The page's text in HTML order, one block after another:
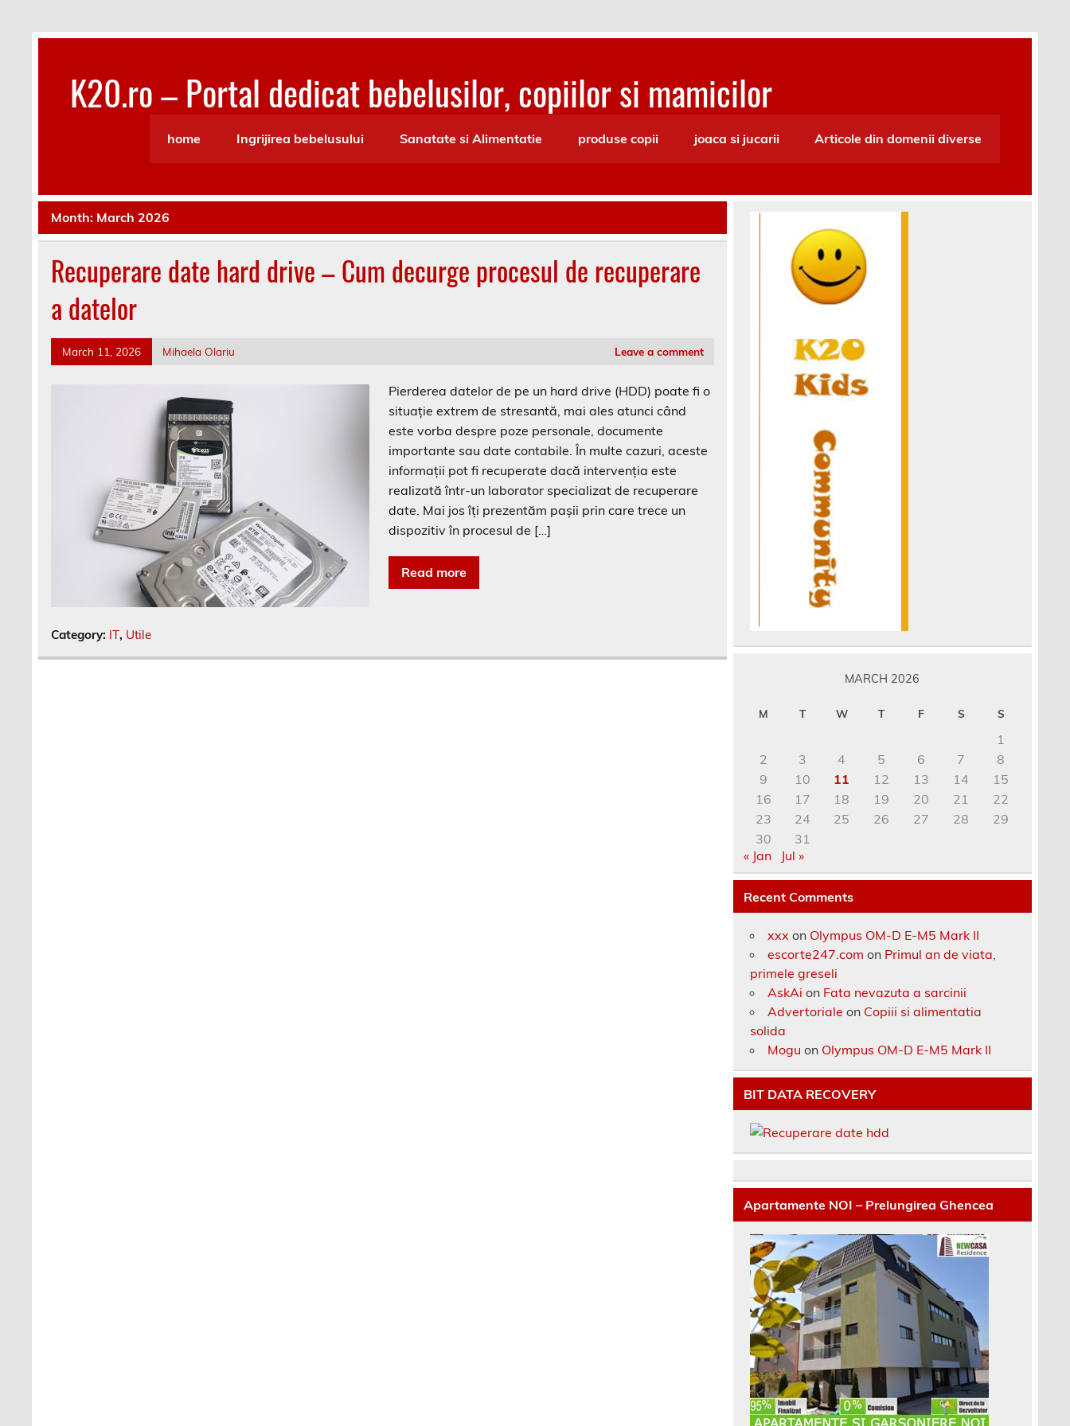
content
K20.ro – Portal dedicat bebelusilor, copiilor si mamicilor
home
Ingrijirea bebelusului Sanatate si Alimentatie produse copii joaca si jucarii Articole din domenii diverse
Month: March 2026
Recuperare date hard drive – Cum decurge procesul de recuperare
a datelor
March 11, 2026 Mihaela Olariu Leave a comment
Pierderea datelor de pe un hard drive (HDD) poate fi o
situație extrem de stresantă, mai ales atunci când
este vorba despre poze personale, documente
importante sau date contabile. În multe cazuri, aceste
informații pot fi recuperate dacă intervenția este
realizată într-un laborator specializat de recuperare
date. Mai jos îți prezentăm pașii prin care trece un
dispozitiv în procesul de […]
Read more
Category: IT, Utile
MARCH 2026
M T W T F S S
1
2
3 4 5 6 7
8
9
10 11 12 13 14
15
16
17 18 19 20 21
22
23
24 25 26 27 28
29
30
31
« Jan
Jul »
Recent Comments
xxx on Olympus OM-D E-M5 Mark II
escorte247.com on Primul an de viata,
primele greseli
AskAi on Fata nevazuta a sarcinii
Advertoriale on Copiii si alimentatia
solida
Mogu on Olympus OM-D E-M5 Mark II
BIT DATA RECOVERY
Apartamente NOI – Prelungirea Ghencea